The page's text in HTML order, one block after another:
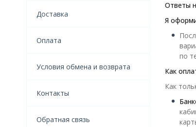
Ответы
Я
по
Как
Как
Доставка
Оплата
Условия обмена и возврата
Контакты
Обратная связь